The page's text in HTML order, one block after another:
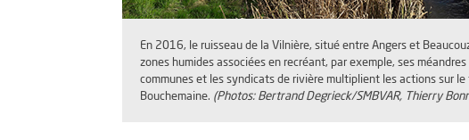
En 2016, le ruisseau de la Vilnière, situé entre Angers et
zones humides associées en recréant, par exemple, ses
communes et les syndicats de rivière multiplient les actions sur
Bouchemaine. (Photos: Bertrand Degrieck/SMBVAR, Thierry